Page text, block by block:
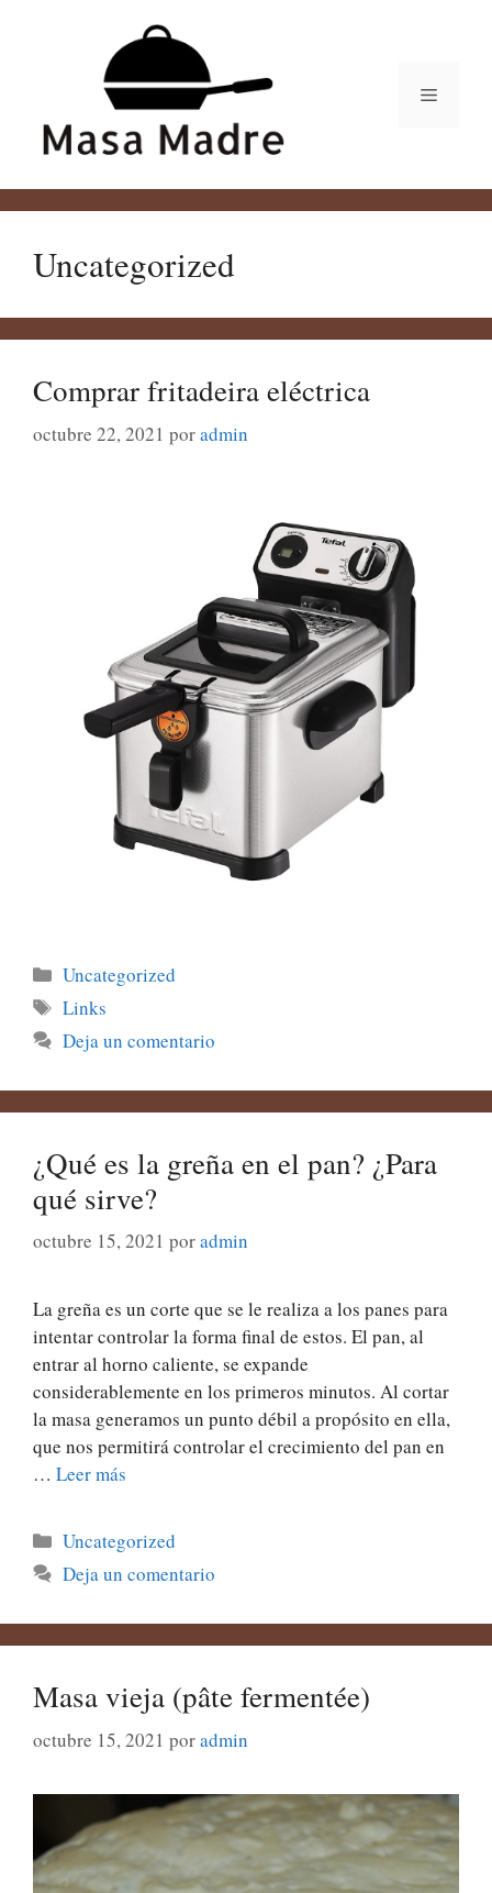
Menú
Uncategorized
Comprar fritadeira eléctrica
octubre 22, 2021 poradmin
Categorías
Uncategorized
Etiquetas
Links
Deja un comentario
¿Qué es la greña en el pan? ¿Para
qué sirve?
octubre 15, 2021 poradmin
La greña es un corte que se le realiza a los panes para
intentar controlar la forma final de estos. El pan, al
entrar al horno caliente, se expande
considerablemente en los primeros minutos. Al cortar
la masa generamos un punto débil a propósito en ella,
que nos permitirá controlar el crecimiento del pan en
… Leer más
Categorías
Uncategorized
Deja un comentario
Masa vieja (pâte fermentée)
octubre 15, 2021 poradmin